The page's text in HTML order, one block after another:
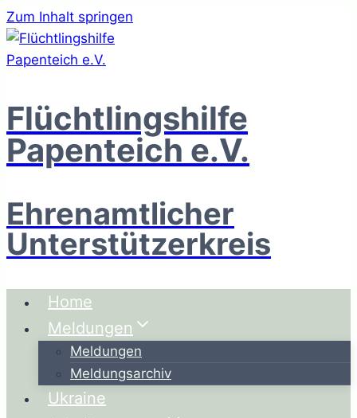
Zum Inhalt springen
Flüchtlingshilfe
Papenteich e.V.
Ehrenamtlicher
Unterstützerkreis
Home
Meldungen
Meldungen
Meldungsarchiv
Ukraine